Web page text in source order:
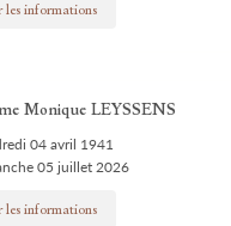
les informations
Monique LEYSSENS
04 avril 1941
05 juillet 2026
les informations